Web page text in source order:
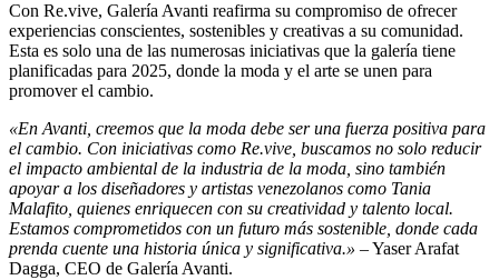
Con Re.vive, Galería Avanti reafirma su compromiso de ofrecer
experiencias conscientes, sostenibles y creativas a su comunidad.
Esta es solo una de las numerosas iniciativas que la galería tiene
planificadas para 2025, donde la moda y el arte se unen para
promover el cambio.
«En Avanti, creemos que la moda debe ser una fuerza positiva para
el cambio. Con iniciativas como Re.vive, buscamos no solo reducir
el impacto ambiental de la industria de la moda, sino también
apoyar a los diseñadores y artistas venezolanos como Tania
Malafito, quienes enriquecen con su creatividad y talento local.
Estamos comprometidos con un futuro más sostenible, donde cada
prenda cuente una historia única y significativa.» – Yaser Arafat
Dagga, CEO de Galería Avanti.